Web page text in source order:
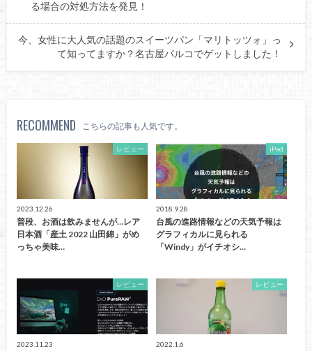
る場合の対処方法を発見！
今、女性に大人気の話題のスイーツパン「マリトッツォ」っ
て知ってますか？名古屋パルコでゲットしました！
RECOMMEND こちらの記事も人気です。
レビュー
2023.12.26
普段、お酒は飲みませんが…レア
日本酒「産土 2022 山田錦」がめ
っちゃ美味…
iPad
2018.9.28
台風の進路情報などの天気予報は
グラフィカルに見られる
「Windy」がイチオシ…
レビュー
2023.11.23
レビュー
2022.1.6